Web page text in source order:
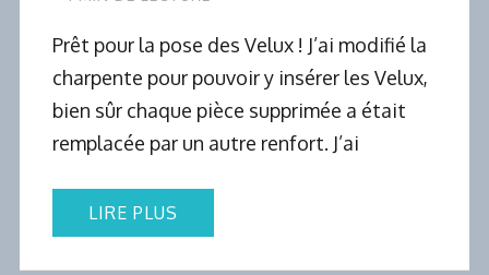
Prêt pour la pose des Velux ! J’ai modifié la
charpente pour pouvoir y insérer les Velux,
bien sûr chaque pièce supprimée a était
remplacée par un autre renfort. J’ai
LIRE PLUS